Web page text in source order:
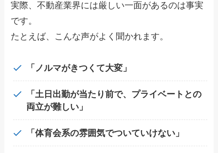
実際、不動産業界には厳しい一面があるのは事実
です。
たとえば、こんな声がよく聞かれます。
「ノルマがきつくて大変」
「土日出勤が当たり前で、プライベートとの
両立が難しい」
「体育会系の雰囲気でついていけない」